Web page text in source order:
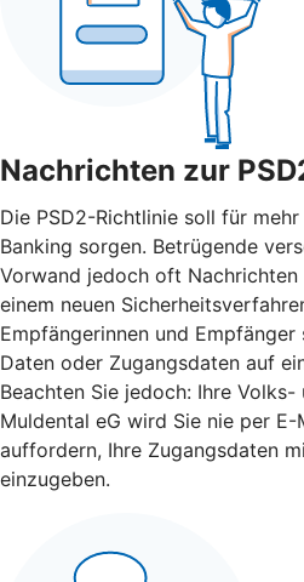
Nachrichten zur
Die PSD2-Richtlinie soll für
Banking sorgen. Betrügende
Vorwand jedoch oft
einem neuen
Empfängerinnen und
Daten oder Zugangsdaten auf
Beachten Sie jedoch: Ihre Volks-
Muldental eG wird Sie nie per E-
auffordern, Ihre Zugangsdaten
einzugeben.